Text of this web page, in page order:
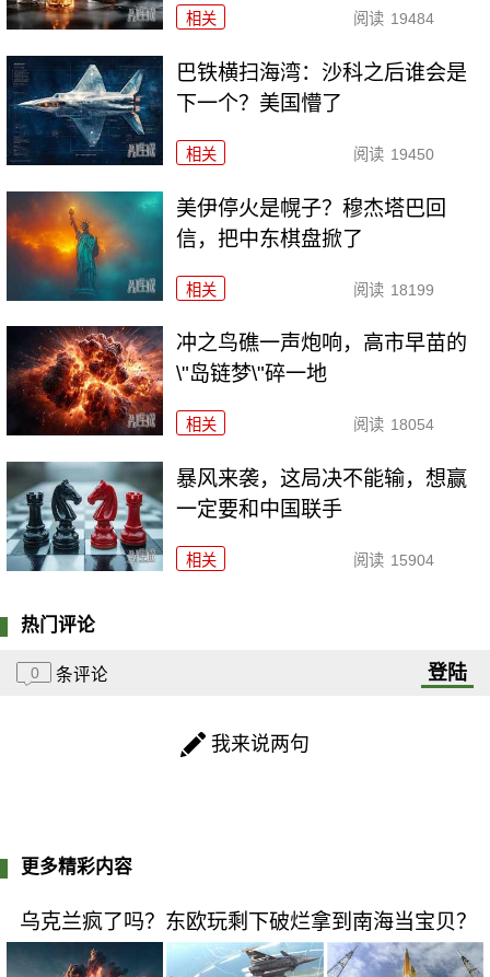
相关 阅读 19484
巴铁横扫海湾：沙科之后谁会是
下一个？美国懵了
相关 阅读 19450
美伊停火是幌子？穆杰塔巴回
信，把中东棋盘掀了
相关 阅读 18199
冲之鸟礁一声炮响，高市早苗的
\"岛链梦\"碎一地
相关 阅读 18054
暴风来袭，这局决不能输，想赢
一定要和中国联手
相关 阅读 15904
热门评论
0 条评论 登陆
我来说两句
更多精彩内容
乌克兰疯了吗？东欧玩剩下破烂拿到南海当宝贝？